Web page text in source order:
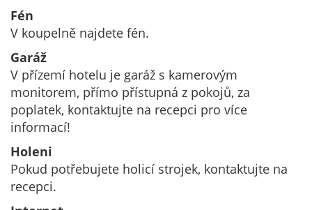
Fén
V koupelně najdete fén.
Garáž
V přízemí hotelu je garáž s kamerovým
monitorem, přímo přístupná z pokojů, za
poplatek, kontaktujte na recepci pro více
informací!
Holeni
Pokud potřebujete holicí strojek, kontaktujte na
recepci.